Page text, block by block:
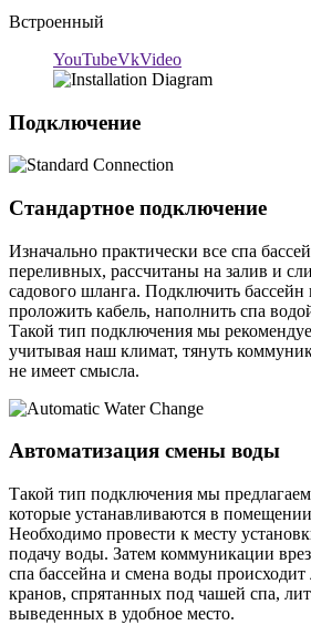
Встроенный
YouTubeVkVideo
Подключение
Стандартное подключение
Изначально практически все спа
переливных, рассчитаны на залив и
садового шланга. Подключить бассейн
проложить кабель, наполнить спа
Такой тип подключения мы
учитывая наш климат, тянуть
не имеет смысла.
Автоматизация смены воды
Такой тип подключения мы предлагаем
которые устанавливаются в
Необходимо провести к месту
подачу воды. Затем коммуникации
спа бассейна и смена воды
кранов, спрятанных под чашей спа,
выведенных в удобное место.